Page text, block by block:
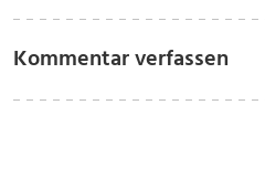
Kommentar verfassen